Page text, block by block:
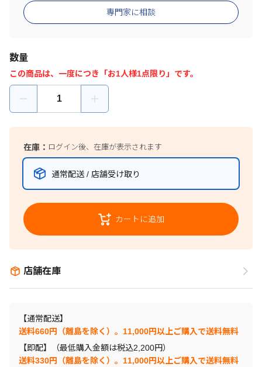
専門家に相談
数量
この商品は、一度につき「お1人様1点限り」です。
在庫： ログイン後、在庫が表示されます
通常配送 / 店舗受け取り
カートに追加
店舗在庫
【通常配送】
送料660円（離島を除く）。11,000円以上ご購入で送料無料
【即配】（最低購入金額は税込2,200円）
送料330円（離島を除く）。11,000円以上ご購入で送料無料